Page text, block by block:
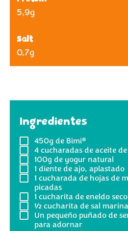
5,9g
Salt
0,7g
Ingredientes
450g de Bimi®
4 cucharadas de aceite
100g de yogur natural
1 diente de ajo, aplastado
1 cucharada de hojas de
picadas
1 cucharita de eneldo seco
½cucharita de sal
Un pequeño puñado de
para adornar